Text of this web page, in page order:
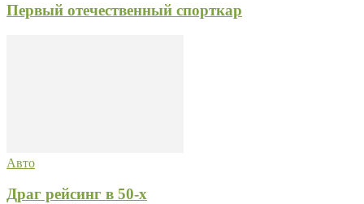
Первый отечественный спорткар
Авто
Драг рейсинг в 50-х